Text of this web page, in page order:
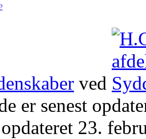
?
ved
er senest
23.